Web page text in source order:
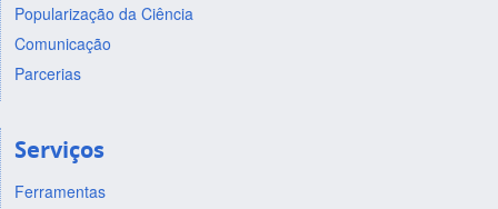
Popularização da Ciência
Comunicação
Parcerias
Serviços
Ferramentas